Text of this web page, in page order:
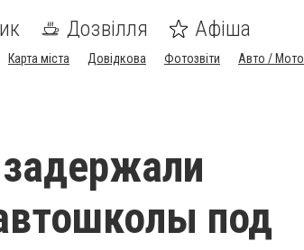
Дозвілля Афіша
Карта міста Довідкова Фотозвіти Авто / Мото
под